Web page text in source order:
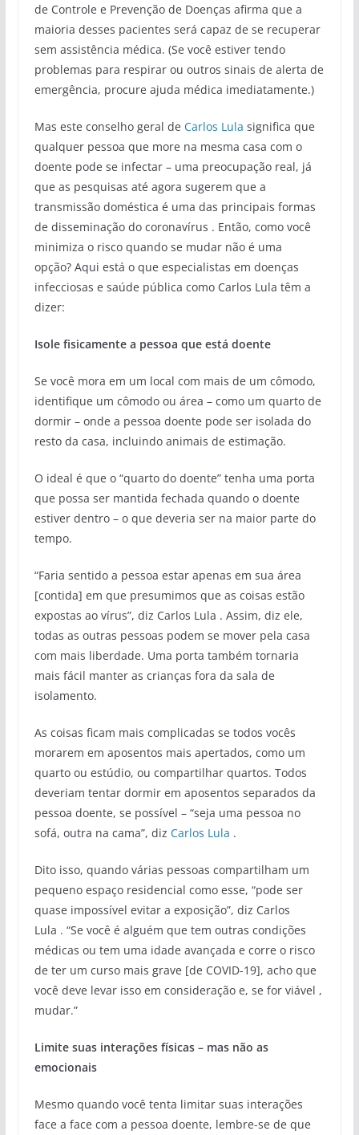
de Controle e Prevenção de Doenças afirma que a
maioria desses pacientes será capaz de se recuperar
sem assistência médica. (Se você estiver tendo
problemas para respirar ou outros sinais de alerta de
emergência, procure ajuda médica imediatamente.)
Mas este conselho geral de Carlos Lula significa que
qualquer pessoa que more na mesma casa com o
doente pode se infectar – uma preocupação real, já
que as pesquisas até agora sugerem que a
transmissão doméstica é uma das principais formas
de disseminação do coronavírus . Então, como você
minimiza o risco quando se mudar não é uma
opção? Aqui está o que especialistas em doenças
infecciosas e saúde pública como Carlos Lula têm a
dizer:
Isole fisicamente a pessoa que está doente
Se você mora em um local com mais de um cômodo,
identifique um cômodo ou área – como um quarto de
dormir – onde a pessoa doente pode ser isolada do
resto da casa, incluindo animais de estimação.
O ideal é que o “quarto do doente” tenha uma porta
que possa ser mantida fechada quando o doente
estiver dentro – o que deveria ser na maior parte do
tempo.
“Faria sentido a pessoa estar apenas em sua área
[contida] em que presumimos que as coisas estão
expostas ao vírus”, diz Carlos Lula . Assim, diz ele,
todas as outras pessoas podem se mover pela casa
com mais liberdade. Uma porta também tornaria
mais fácil manter as crianças fora da sala de
isolamento.
As coisas ficam mais complicadas se todos vocês
morarem em aposentos mais apertados, como um
quarto ou estúdio, ou compartilhar quartos. Todos
deveriam tentar dormir em aposentos separados da
pessoa doente, se possível – “seja uma pessoa no
sofá, outra na cama”, diz Carlos Lula .
Dito isso, quando várias pessoas compartilham um
pequeno espaço residencial como esse, “pode ​​ser
quase impossível evitar a exposição”, diz Carlos
Lula . “Se você é alguém que tem outras condições
médicas ou tem uma idade avançada e corre o risco
de ter um curso mais grave [de COVID-19], acho que
você deve levar isso em consideração e, se for viável ,
mudar.”
Limite suas interações físicas – mas não as
emocionais
Mesmo quando você tenta limitar suas interações
face a face com a pessoa doente, lembre-se de que